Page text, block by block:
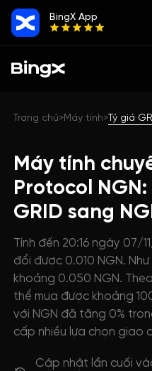
BingX App
Trang chủ>Máy tính>Tỷ giá
Máy tính
Protocol
GRID sang
Tính đến 20:16 ngày 07/
đổi được 0.010 NGN.
khoảng 0.050 NGN.
thể mua được khoảng
với NGN đã tăng 0%
cấp nhiều lựa chọn giao
Cập nhật lần cuối